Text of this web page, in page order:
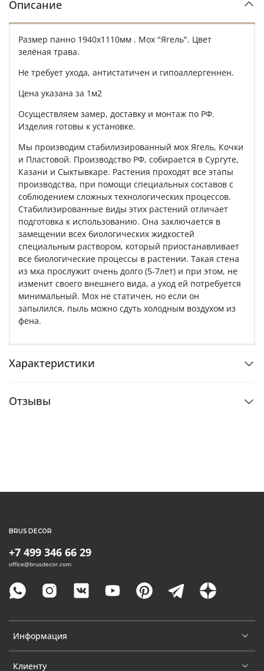
Описание
Размер панно 1940х1110мм . Мох "Ягель". Цвет
зелёная трава.
Не требует ухода, антистатичен и гипоаллергеннен.
Цена указана за 1м2
Осуществляем замер, доставку и монтаж по РФ.
Изделия готовы к установке.
Мы производим стабилизированный мох Ягель, Кочки
и Пластовой. Производство РФ, собирается в Сургуте,
Казани и Сыктывкаре. Растения проходят все этапы
производства, при помощи специальных составов с
соблюдением сложных технологических процессов.
Стабилизированные виды этих растений отличает
подготовка к использованию. Она заключается в
замещении всех биологических жидкостей
специальным раствором, который приостанавливает
все биологические процессы в растении. Такая стена
из мха прослужит очень долго (5-7лет) и при этом, не
изменит своего внешнего вида, а уход ей потребуется
минимальный. Мох не статичен, но если он
запылился, пыль можно сдуть холодным воздухом из
фена.
Характеристики
Отзывы
Информация
Клиенту
+7 499 346 66 29
office@brusdecor.com
BRUS DECOR